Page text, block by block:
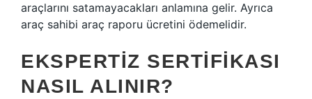
araçlarını satamayacakları anlamına gelir. Ayrıca
araç sahibi araç raporu ücretini ödemelidir.
EKSPERTIZ SERTIFIKASI
NASIL ALINIR?